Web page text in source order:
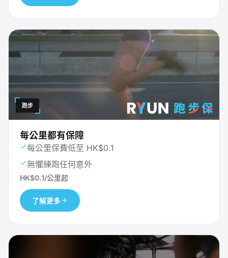
跑步
每公里都有保障
每公里保費低至 HK$0.1
無懼練跑任何意外
HK$0.1/公里起
了解更多